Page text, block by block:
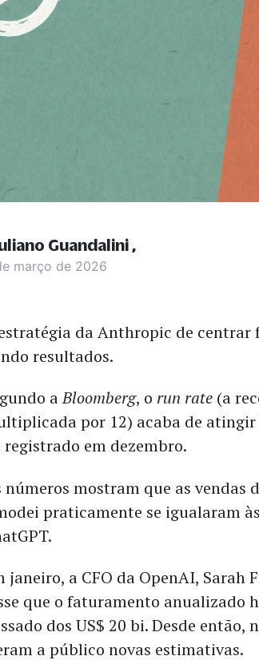
março de 2026
da Anthropic de centrar
resultados.
aBloomberg, o run rate (a
por 12) acaba de atingir
registrado em dezembro.
números mostram que as
praticamente se igualaram
janeiro, a CFO da OpenAI, Sarah
que o faturamento anualizado
dos US$ 20 bi. Desde então,
a público novas estimativas.
Guandalini